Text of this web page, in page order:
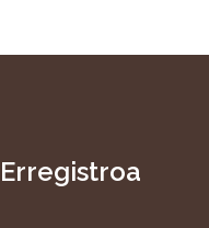
Erregistroa